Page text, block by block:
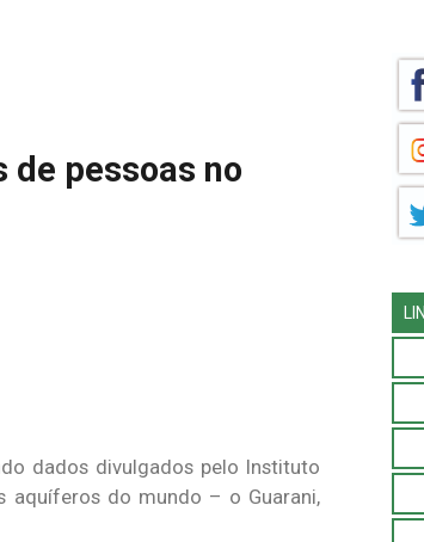
de pessoas no
dados divulgados pelo Instituto
aquíferos do mundo – o Guarani,